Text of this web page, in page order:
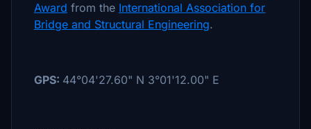
Award from the International Association for
Bridge and Structural Engineering.
GPS: 44°04'27.60" N 3°01'12.00" E